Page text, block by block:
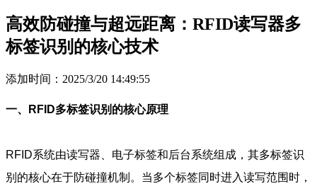
高效防碰撞与超远距离：RFID读写器多
标签识别的核心技术
添加时间：2025/3/20 14:49:55
一、RFID多标签识别的核心原理
RFID系统由读写器、电子标签和后台系统组成，其多标签识
别的核心在于防碰撞机制。当多个标签同时进入读写范围时，